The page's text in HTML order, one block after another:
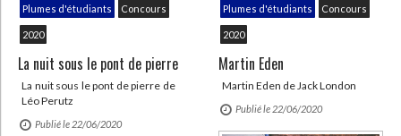
Plumes d'étudiants Concours
2020
La nuit sous le pont de pierre
La nuit sous le pont de pierre de
Léo Perutz
Publié le 22/06/2020
Plumes d'étudiants Concours
2020
Martin Eden
Martin Eden de Jack London
Publié le 22/06/2020